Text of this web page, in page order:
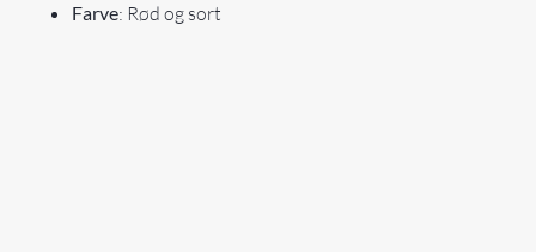
Farve: Rød og sort